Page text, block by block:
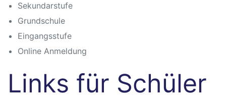
Sekundarstufe
Grundschule
Eingangsstufe
Online Anmeldung
Links für Schüler